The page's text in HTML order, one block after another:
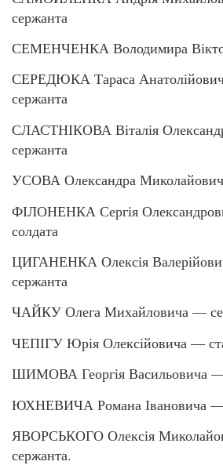
сержанта
СЕМЕНЧЕНКА Володимира
СЕРЕДЮКА Тараса
сержанта
СЛАСТНІКОВА Віталія
сержанта
УСОВА Олександра
ФІЛОНЕНКА Сергія
солдата
ЦИГАНЕНКА Олексія
сержанта
ЧАЙКУ Олега Михайловича —
ЧЕПІГУ Юрія Олексійовича —
ШИМОВА Георгія Васильовича —
ЮХНЕВИЧА Романа Івановича —
ЯВОРСЬКОГО Олексія
сержанта.